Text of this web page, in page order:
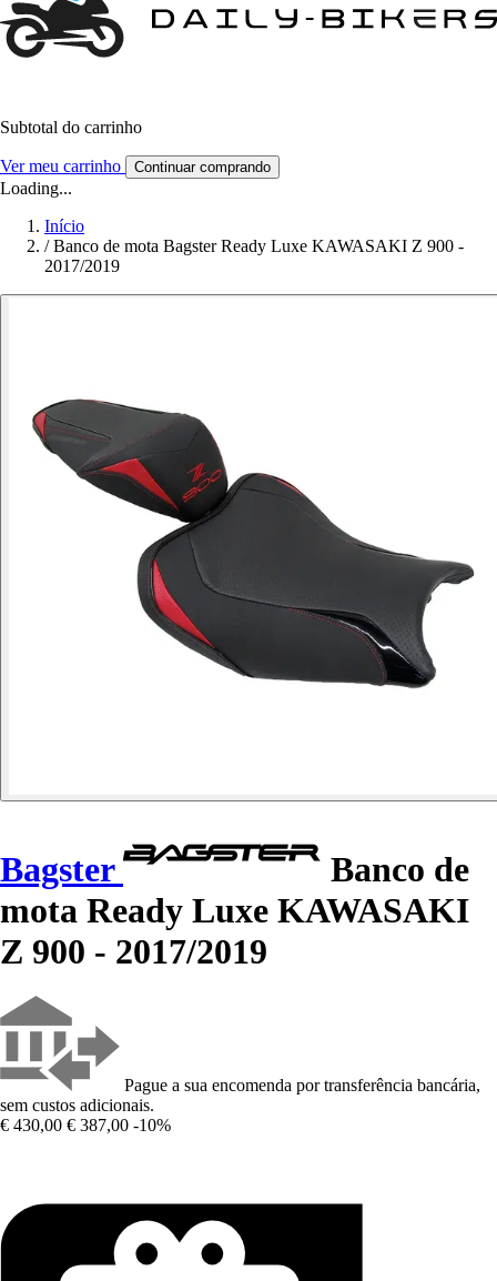
Subtotal do carrinho
Ver meu carrinho Continuar comprando
Loading...
Início
/ Banco de mota Bagster Ready Luxe KAWASAKI Z 900 -
2017/2019
Bagster
Banco de
mota Ready Luxe KAWASAKI
Z 900 - 2017/2019
Pague a sua encomenda por transferência bancária,
sem custos adicionais.
€ 430,00 € 387,00 -10%